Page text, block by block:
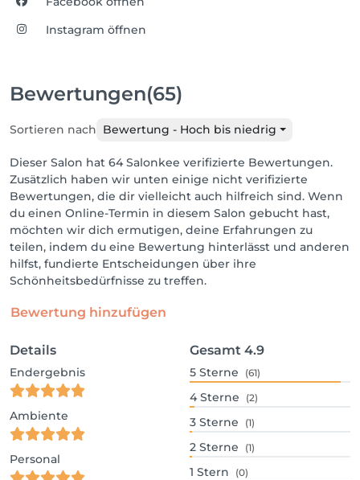
Instagram öffnen
Bewertungen(65)
Sortieren nach Bewertung - Hoch bis niedrig
Dieser Salon hat 64 Salonkee verifizierte Bewertungen.
Zusätzlich haben wir unten einige nicht verifizierte
Bewertungen, die dir vielleicht auch hilfreich sind. Wenn
du einen Online-Termin in diesem Salon gebucht hast,
möchten wir dich ermutigen, deine Erfahrungen zu
teilen, indem du eine Bewertung hinterlässt und anderen
hilfst, fundierte Entscheidungen über ihre
Schönheitsbedürfnisse zu treffen.
Bewertung hinzufügen
Details
Endergebnis
Ambiente
Personal
Gesamt 4.9
5 Sterne (61)
4 Sterne (2)
3 Sterne (1)
2 Sterne (1)
1 Stern (0)